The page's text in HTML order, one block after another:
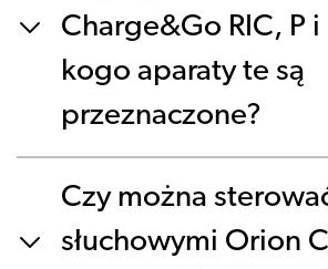
Charge&Go RIC, P i
kogo aparaty te są
przeznaczone?
Czy można
słuchowymi Orion